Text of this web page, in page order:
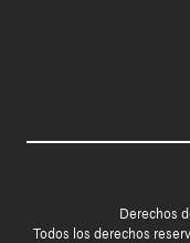
Derechos
Todos los derechos